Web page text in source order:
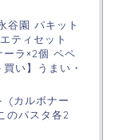
谷園 パキット
ティセット
ラ×2個 ペペ
い】うまい・
(カルボナー
のパスタ各2